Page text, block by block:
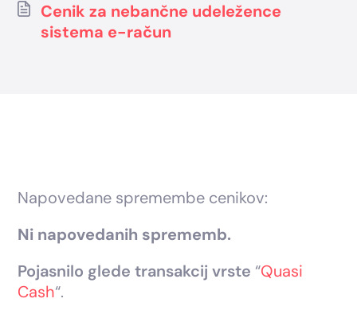
Cenik za nebančne udeležence
sistema e-račun
Napovedane spremembe cenikov:
Ni napovedanih sprememb.
Pojasnilo glede transakcij vrste “Quasi
Cash“.